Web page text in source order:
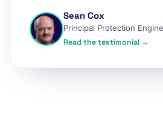
Sean Cox
Principal Protection
Read the testimonial →